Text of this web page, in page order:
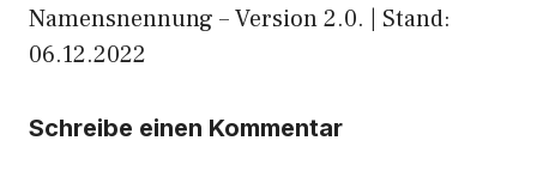
Namensnennung – Version 2.0. | Stand:
06.12.2022
Schreibe einen Kommentar